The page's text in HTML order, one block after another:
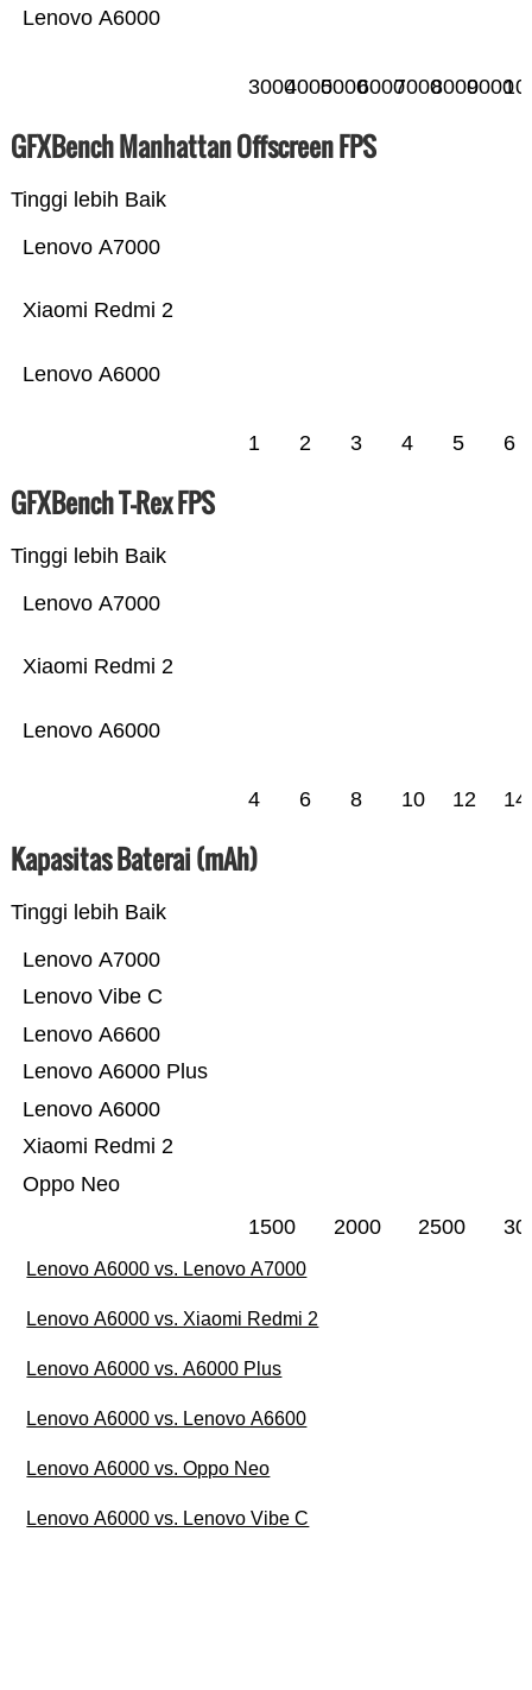
Lenovo A6000
3000400050006000700080009000
GFXBench Manhattan Offscreen FPS
Tinggi lebih Baik
Lenovo A6000
Xiaomi Redmi 2
Lenovo A7000
1 2 3 4 5 6
GFXBench T-Rex FPS
Tinggi lebih Baik
Lenovo A6000
Xiaomi Redmi 2
Lenovo A7000
4 6 8 10 12 14
Kapasitas Baterai (mAh)
Tinggi lebih Baik
Oppo Neo
Xiaomi Redmi 2
Lenovo A6000
Lenovo A6000 Plus
Lenovo A6600
Lenovo Vibe C
Lenovo A7000
1500 2000 2500
Lenovo A6000 vs. Lenovo A7000
Lenovo A6000 vs. Xiaomi Redmi 2
Lenovo A6000 vs. A6000 Plus
Lenovo A6000 vs. Lenovo A6600
Lenovo A6000 vs. Oppo Neo
Lenovo A6000 vs. Lenovo Vibe C